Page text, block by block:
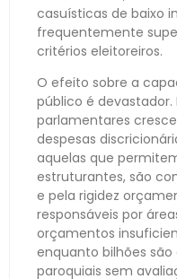
casuísticas de baixo
frequentemente
critérios eleitoreiros.
O efeito sobre a
público é
parlamentares
despesas
aquelas que
estruturantes, são
e pela rigidez
responsáveis por
orçamentos
enquanto bilhões
paroquiais sem